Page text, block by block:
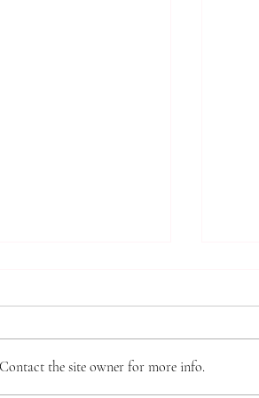
이 9월 6일(주일) 주간
니다. 이 훈련은 10주
the site owner for more info.